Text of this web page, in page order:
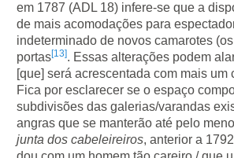
em 1787 (ADL 18) infere-se que a
de mais acomodações para
indeterminado de novos camarotes
portas[13]. Essas alterações podem
[que] será acrescentada com mais
Fica por esclarecer se o espaço
subdivisões das galerias/varandas
angras que se manterão até pelo
junta dos cabeleireiros, anterior a